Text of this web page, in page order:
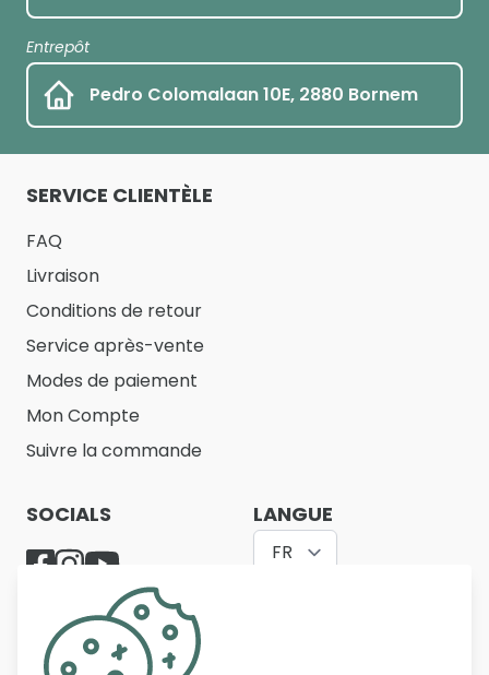
Entrepôt
Pedro Colomalaan 10E, 2880 Bornem
SERVICE CLIENTÈLE
FAQ
Livraison
Conditions de retour
Service après-vente
Modes de paiement
Mon Compte
Suivre la commande
SOCIALS LANGUE
FR
Belfurn propose un large assortiment de meubles
de qualité pour le salon, la salle à manger, la